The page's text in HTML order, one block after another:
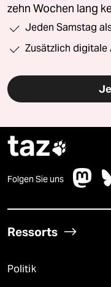
zehn Wochen lang
Jeden Samstag
Zusätzlich digitale
taz
Folgen Sie uns
Ressorts
Politik